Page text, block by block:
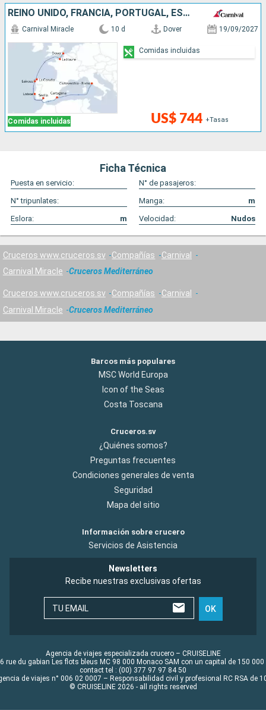
REINO UNIDO, FRANCIA, PORTUGAL, ESPAÑA, ITALIA
Comidas incluidas
Carnival Miracle 10 d Dover 19/09/2027
US$ 744 +Tasas
Comidas incluidas
Ficha Técnica
Puesta en servicio:
N° de pasajeros:
N° tripunlates:
Manga:
m
Eslora:
m Velocidad: Nudos
Cruceros www.cruceros.sv Compañías
Carnival
Carnival Miracle
Cruceros Mediterráneo
Cruceros www.cruceros.sv Compañías
Carnival
Carnival Miracle
Cruceros Mediterráneo
Barcos más populares
MSC World Europa
Icon of the Seas
Costa Toscana
Cruceros.sv
¿Quiénes somos?
Preguntas frecuentes
Condiciones generales de venta
Seguridad
Mapa del sitio
Información sobre crucero
Servicios de Asistencia
Newsletters
Recibe nuestras exclusivas ofertas
TU EMAIL OK
Agencia de viajes especializada crucero – CRUISELINE
rue du gabian Les flots bleus MC 98 000 Monaco SAM con un capital de 150 000
contact tel : (00) 377 97 97 84 50
de viajes n° 006 02 0007 – Responsabilidad civil y profesional RC RSA de
© CRUISELINE 2026 - all rights reserved